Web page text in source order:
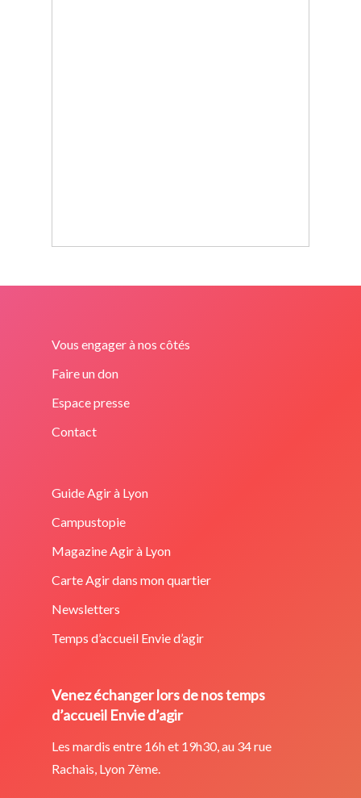
Vous engager à nos côtés
Faire un don
Espace presse
Contact
Guide Agir à Lyon
Campustopie
Magazine Agir à Lyon
Carte Agir dans mon quartier
Newsletters
Temps d’accueil Envie d’agir
Venez échanger lors de nos temps
d’accueil Envie d’agir
Les mardis entre 16h et 19h30, au 34 rue
Rachais, Lyon 7ème.